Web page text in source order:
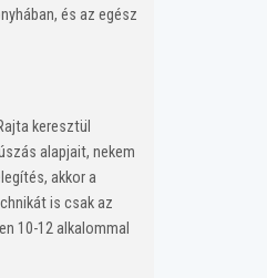
és az egész
keresztül
alapjait, nekem
akkor a
is csak az
10-12 alkalommal